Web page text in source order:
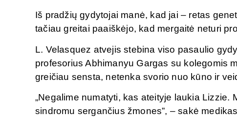
Iš pradžių gydytojai manė, kad jai – retas
tačiau greitai paaiškėjo, kad mergaitė neturi
L. Velasquez atvejis stebina viso pasaulio
profesorius Abhimanyu Gargas su kolegomis
greičiau sensta, netenka svorio nuo kūno ir
„Negalime numatyti, kas ateityje laukia
sindromu sergančius žmones”, – sakė